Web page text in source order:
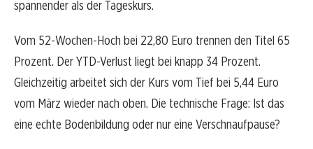
spannender als der Tageskurs.
Vom 52-Wochen-Hoch bei 22,80 Euro trennen den Titel 65
Prozent. Der YTD-Verlust liegt bei knapp 34 Prozent.
Gleichzeitig arbeitet sich der Kurs vom Tief bei 5,44 Euro
vom März wieder nach oben. Die technische Frage: Ist das
eine echte Bodenbildung oder nur eine Verschnaufpause?